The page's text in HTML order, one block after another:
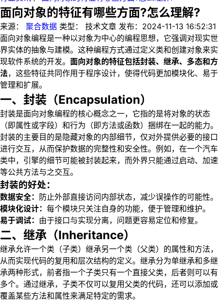
面向对象的特征有哪些方面?怎么理解?
来源： 聚合数据 类型： 技术文章 发布： 2024-11-13 16:52:31
面向对象编程是一种以对象为中心的编程思想，它强调对现实世
界实体的抽象与建模。这种编程方式通过定义类和创建对象来实
现软件系统的开发。 面向对象的特征包括封装、继承、多态和方
法，这些特征共同作用于程序设计，使得代码更加模块化、易于
管理和扩展。
一、封装（Encapsulation）
封装是面向对象编程的核心概念之一，它指的是将对象的状态
（即属性或字段）和行为（即方法或函数）捆绑在一起的能力。
封装的主要目的是隐藏对象的内部细节，仅对外提供必要的接口
进行交互，从而保护数据的完整性和安全性。例如，在一个汽车
类中，引擎的细节可能被封装起来，而外界只能通过启动、加速
等公共方法与之交互。
封装的好处：
数据安全： 防止外部直接访问内部状态，减少误操作的可能性。
模块化设计： 每个模块只关注自身的功能，便于管理和维护。
易于调试： 由于接口与实现分离，问题更容易定位和修复。
二、继承（Inheritance）
继承允许一个类（子类）继承另一个类（父类）的属性和方法，
从而实现代码的复用和层次结构的定义。继承分为单继承和多继
承两种形式，前者指一个子类只有一个直接父类，后者则可以有
多个。通过继承，子类不仅可以复用父类的代码，还可以添加或
覆盖某些方法和属性来满足特定的需求。